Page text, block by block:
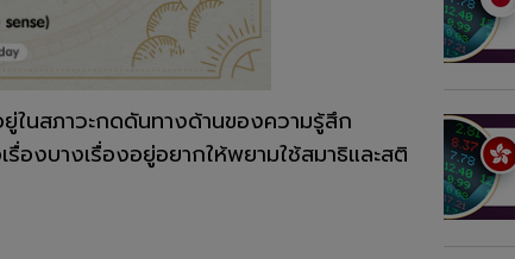
ในสภาวะกดดันทางด้านของความรู้สึก
องบางเรื่องอยู่อยากให้พยามใช้สมาธิและสติ